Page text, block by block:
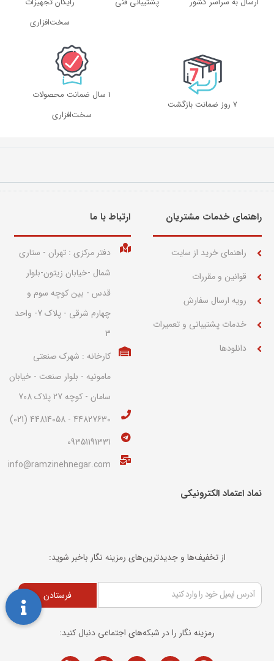
سخت‌افزاری
۷ روز ضمانت بازگشت
1 سال ضمانت محصولات
سخت‌افزاری
راهنمای خدمات مشتریان
راهنمای خرید از سایت
قوانین و مقررات
رویه ارسال سفارش
خدمات پشتیبانی و تعمیرات
دانلودها
ارتباط با ما​
دفتر مرکزی : تهران - ستاری
شمال -خیابان زیتون-بلوار
قدس - بین کوچه سوم و
چهارم شرقی - پلاک 7- واحد
3
کارخانه : شهرک صنعتی
مامونیه - بلوار صنعت - خیابان
سامان - کوچه 27 پلاک 708
44827630 - 44814058 (021)
09351191331
info@ramzinehnegar.com
نماد اعتماد الکترونیکی​
از تخفیف‌ها و جدیدترین‌های رمزینه نگار باخبر شوید:
فرستادن
رمزینه نگار را در شبکه‌های اجتماعی دنبال کنید: